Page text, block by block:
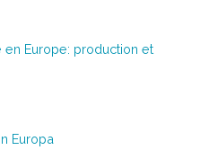
Europe: production et
Europa